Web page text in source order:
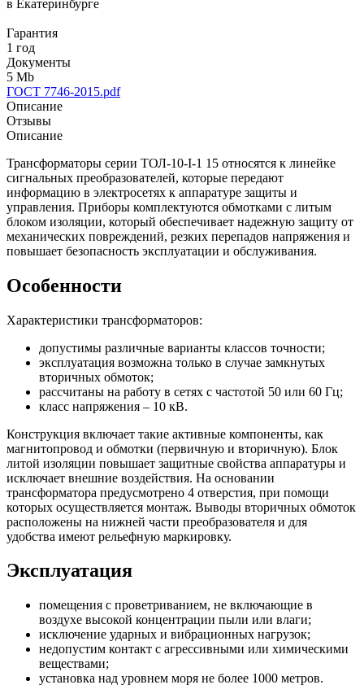
в Екатеринбурге
Гарантия
1 год
Документы
5 Mb
ГОСТ 7746-2015.pdf
Описание
Отзывы
Описание
Трансформаторы серии ТОЛ-10-I-1 15 относятся к линейке
сигнальных преобразователей, которые передают
информацию в электросетях к аппаратуре защиты и
управления. Приборы комплектуются обмотками с литым
блоком изоляции, который обеспечивает надежную защиту от
механических повреждений, резких перепадов напряжения и
повышает безопасность эксплуатации и обслуживания.
Особенности
Характеристики трансформаторов:
допустимы различные варианты классов точности;
эксплуатация возможна только в случае замкнутых
вторичных обмоток;
рассчитаны на работу в сетях с частотой 50 или 60 Гц;
класс напряжения – 10 кВ.
Конструкция включает такие активные компоненты, как
магнитопровод и обмотки (первичную и вторичную). Блок
литой изоляции повышает защитные свойства аппаратуры и
исключает внешние воздействия. На основании
трансформатора предусмотрено 4 отверстия, при помощи
которых осуществляется монтаж. Выводы вторичных обмоток
расположены на нижней части преобразователя и для
удобства имеют рельефную маркировку.
Эксплуатация
помещения с проветриванием, не включающие в
воздухе высокой концентрации пыли или влаги;
исключение ударных и вибрационных нагрузок;
недопустим контакт с агрессивными или химическими
веществами;
установка над уровнем моря не более 1000 метров.